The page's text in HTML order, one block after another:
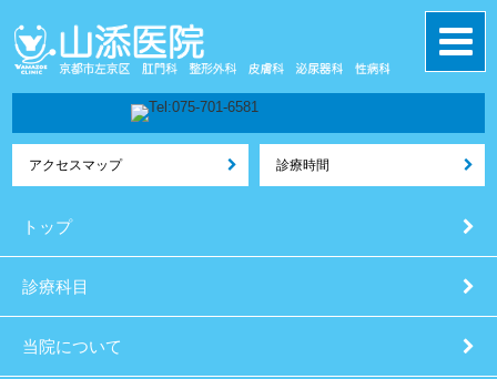
アクセスマップ 診療時間
トップ
診療科目
当院について